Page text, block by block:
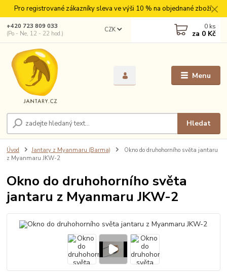
Pro registrované zákazníky sleva ve výši 10 % na objednané zboží.
Menu
CZK
Hledat
+420 723 809 033
(Po - Ne, 12 - 22 hod.)
0 ks
za 0 Kč
Úvod Jantary z Myanmaru (Barma)
Okno do druhohorního světa jantaru
z Myanmaru JKW-2
Okno do druhohorního světa
jantaru z Myanmaru JKW-2